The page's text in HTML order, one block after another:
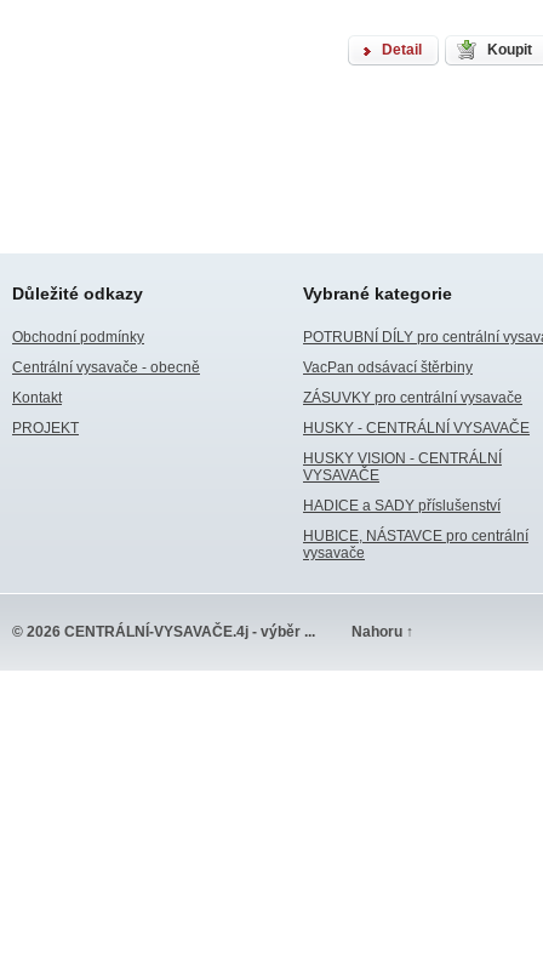
Detail Koupit
Důležité odkazy
Obchodní podmínky
Centrální vysavače - obecně
Kontakt
PROJEKT
Vybrané kategorie
POTRUBNÍ DÍLY pro centrální
VacPan odsávací štěrbiny
ZÁSUVKY pro centrální vysavače
HUSKY - CENTRÁLNÍ VYSAVAČE
HUSKY VISION - CENTRÁLNÍ
VYSAVAČE
HADICE a SADY příslušenství
HUBICE, NÁSTAVCE pro centrální
vysavače
© 2026 CENTRÁLNÍ-VYSAVAČE.4j - výběr ... Nahoru ↑